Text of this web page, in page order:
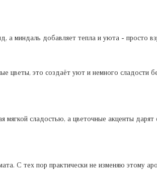
а миндаль добавляет тепла и уюта - просто
цветы, это создаёт уют и немного сладости
сладостью, а цветочные акценты дарят
С тех пор практически не изменяю этому